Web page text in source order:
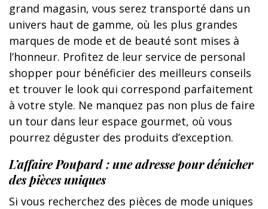
grand magasin, vous serez transporté dans un
univers haut de gamme, où les plus grandes
marques de mode et de beauté sont mises à
l’honneur. Profitez de leur service de personal
shopper pour bénéficier des meilleurs conseils
et trouver le look qui correspond parfaitement
à votre style. Ne manquez pas non plus de faire
un tour dans leur espace gourmet, où vous
pourrez déguster des produits d’exception.
L’affaire Poupard : une adresse pour dénicher
des pièces uniques
Si vous recherchez des pièces de mode uniques